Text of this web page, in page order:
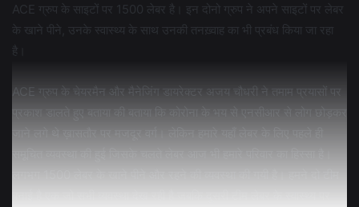
ACE ग्रुप के साइटों पर 1500 लेबर है। इन दोनो ग्रुप ने अपने साइटों पर लेबर
के खाने पीने, उनके स्वास्थ्य के साथ उनकी तनख़्वाह का भी प्रबंध किया जा रहा
है।
ACE ग्रुप के चेयरमैन और मैनेजिंग डायरेक्टर अजय चौधरी ने तमाम प्रयासों पर
प्रकाश डालते हुए बताया की बताया कि कोरोना के भय से एनसीआर से लोग छोड़कर
जाने लगे थे ख़ासतौर पर मजदूर वर्ग। लेकिन हमारे यहाँ लेबर के लिए पहले ही